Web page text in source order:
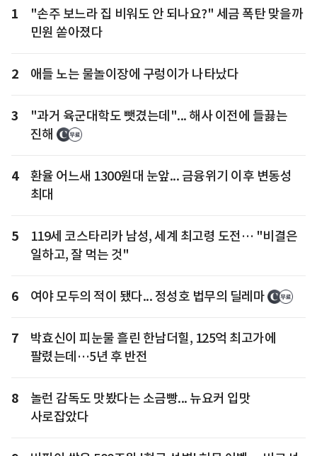
1
"손주 보느라 집 비워도 안 되나요?" 세금 폭탄 맞을까
민원 쏟아졌다
2 애들 노는 물놀이장에 구렁이가 나타났다
3
"과거 육군대학도 뺏겼는데"... 해사 이전에 들끓는
진해
4
환율 어느새 1300원대 눈앞... 금융위기 이후 변동성
최대
5
119세 코스타리카 남성, 세계 최고령 도전… "비결은
일하고, 잘 먹는 것"
6 여야 모두의 적이 됐다... 정성호 법무의 딜레마
7
박효신이 피눈물 흘린 한남더힐, 125억 최고가에
팔렸는데…5년 후 반전
8
놀런 감독도 맛봤다는 소금빵... 뉴요커 입맛
사로잡았다